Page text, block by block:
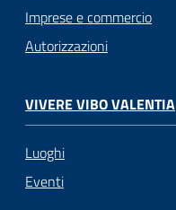
Imprese e commercio
Autorizzazioni
VIVERE VIBO VALENTIA
Luoghi
Eventi